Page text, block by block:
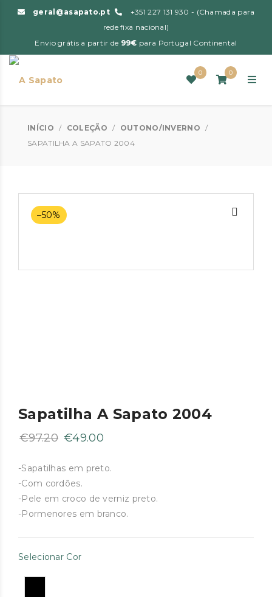
geral@asapato.pt
+351 227 131 930 - (Chamada para
rede fixa nacional)
Envio grátis a partir de 99€ para Portugal Continental
0 0
INÍCIO / COLEÇÃO / OUTONO/INVERNO
/
SAPATILHA A SAPATO 2004
–50%
Sapatilha A Sapato 2004
€97.20 O
original
era:
€97.20.
€49.00
atual
€49.00.
-Sapatilhas em preto.
-Com cordões.
-Pele em croco de verniz preto.
-Pormenores em branco.
Selecionar Cor